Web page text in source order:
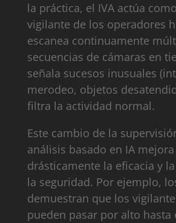
la práctica, el IVA actúa
vigilante de los operadores
escanea continuamente
secuencias de cámaras en
señala sucesos inusuales
merodeo, objetos
filtra la actividad normal.
Este cambio de la
análisis basado en IA mejora
drásticamente la eficacia y
la seguridad. Por ejemplo,
demuestran que los
pueden pasar por alto hasta